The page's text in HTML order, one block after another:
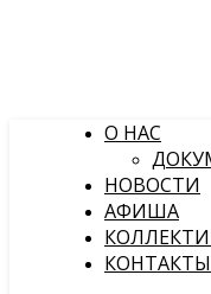
О НАС
НОВОСТИ
АФИША
КОНТАКТЫ